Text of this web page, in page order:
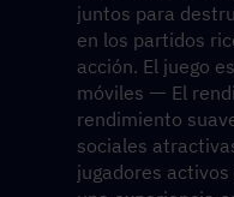
juntos para
en los partidos
acción. El juego
móviles ᅳ El
rendimiento
sociales
jugadores